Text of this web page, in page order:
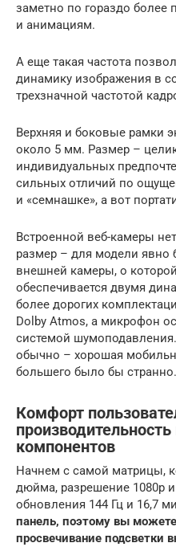
заметно по гораздо
и анимациям.
А еще такая частота
динамику изображения в
трехзначной частотой
Верхняя и боковые рамки
около 5 мм. Размер –
индивидуальных
сильных отличий по
и «семнашке», а вот
Встроенной веб-камеры
размер – для модели
внешней камеры, о
обеспечивается двумя
более дорогих
Dolby Atmos, а микрофон
системой
обычно – хорошая
большего было бы странно.
Комфорт
компонентов
Начнем с самой матрицы,
дюйма, разрешение 1080p
обновления 144 Гц и 16,7
панель, поэтому вы
просвечивание подсветки